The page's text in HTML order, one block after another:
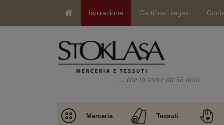
Ispirazione Certificati regalo
… che la serve da 36 anni
Merceria Tessuti